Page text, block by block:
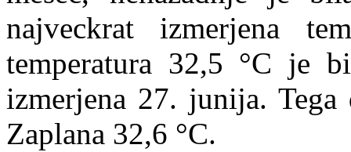
najveckrat izmerjena
temperatura 32,5 °C je
izmerjena 27. junija.
Zaplana 32,6 °C.